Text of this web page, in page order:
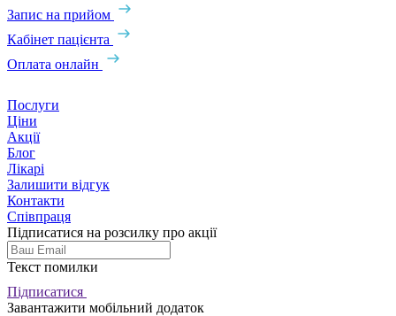
Запис на прийом
Кабінет пацієнта
Оплата онлайн
Послуги
Ціни
Акції
Блог
Лікарі
Залишити відгук
Контакти
Співпраця
Підписатися на розсилку про акції
Текст помилки
Підписатися
Завантажити мобільний додаток